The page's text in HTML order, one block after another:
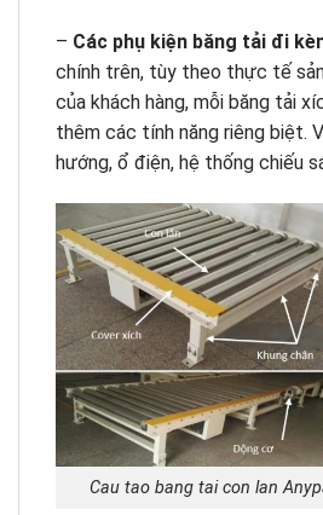
– Các phụ kiện băng tải đi
chính trên, tùy theo thực tế
của khách hàng, mỗi băng tải
thêm các tính năng riêng biệt.
hướng, ổ điện, hệ thống chiếu
Cau tao bang tai con lan